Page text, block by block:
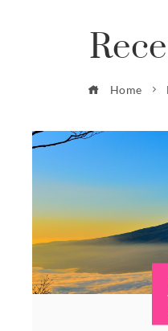
Home